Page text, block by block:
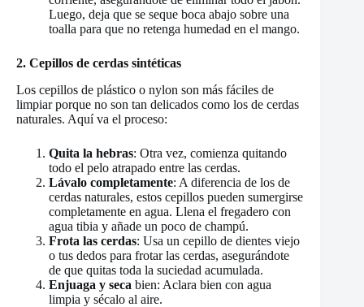
Luego, deja que se seque boca abajo sobre una
toalla para que no retenga humedad en el mango.
2. Cepillos de cerdas sintéticas
Los cepillos de plástico o nylon son más fáciles de
limpiar porque no son tan delicados como los de cerdas
naturales. Aquí va el proceso:
Quita la hebras: Otra vez, comienza quitando
todo el pelo atrapado entre las cerdas.
Lávalo completamente: A diferencia de los de
cerdas naturales, estos cepillos pueden sumergirse
completamente en agua. Llena el fregadero con
agua tibia y añade un poco de champú.
Frota las cerdas: Usa un cepillo de dientes viejo
o tus dedos para frotar las cerdas, asegurándote
de que quitas toda la suciedad acumulada.
Enjuaga y seca bien: Aclara bien con agua
limpia y sécalo al aire.